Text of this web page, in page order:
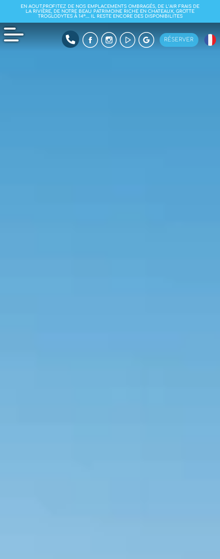
EN AOUT,PROFITEZ DE NOS EMPLACEMENTS OMBRAGÉS, DE L’AIR FRAIS DE
LA RIVIÈRE, DE NOTRE BEAU PATRIMOINE RICHE EN CHATEAUX, GROTTE
TROGLODYTES À 14°…. IL RESTE ENCORE DES DISPONIBILITES
RÉSERVER